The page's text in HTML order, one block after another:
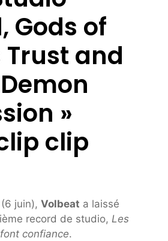
Gods of
and
»
clip
juin), Volbeat a laissé
record de studio, Les
confiance.